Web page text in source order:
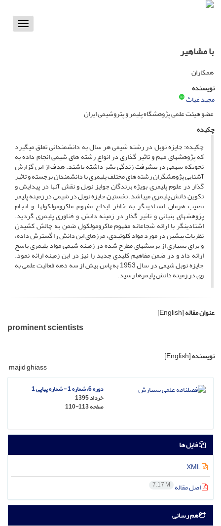
Toggle
با مشاهیر
همکاران
نویسنده
مجید غیاث
عضو هیئت علمی پژوهشگاه پلیمر و پتروشیمی ایران
چکیده
چکیده: جایزه نوبل در رشته شیمی هر سال به دانشمندانی تعلق میگیرد
که پژوهشهای مهم و تاثیر گذاری در انواع رشته های شیمی انجام داده به
نحویکه سهمی در پیشرفت زندگی بشر داشته باشند. هدف از این گزارش
آشنایی پژوهشگران رشته های مختلف پلیمری با دانشمندان برجسته و تاثیر
گذار در علوم پلیمری بویژه برندگان جوایز نوبل و نقش آنها در پیدایش و
تکوین دانش پلیمری میباشد. نخستین جایزه نوبل در شیمی در زمینه پلیمر
نصیب هرمان اشتادینگر به خاطر ابداع مفهوم ماکرومولکولها و انجام
پژوهشهای بنیانی و تاثیر گذار در زمینه دانش و فناوری پلیمری گردید.
اشتادینگر با ارائه شجاعانه مفهوم ماکرومولکول ضمن به چالش کشیدن
نظریات پیشین در مورد مواد کلوئیدی، مرزهای این دانش را گسترش داده،
و برای بسیاری از پرسشهای مطرح شده در زمینه شیمی مواد پلیمری پاسخ
ارائه داد و در ضمن مفاهیم کلیدی جدید را نیز در این زمینه ارائه نمود.
جایزه نوبل شیمی در سال 1953 به پاس بیش از سه دهه فعالیت علمی به
وی در زمینه دانش پلیمرها رسید.
عنوان مقاله[English]
prominent scientists
نویسنده[English]
majid ghiass
دوره 6، شماره 1 - شماره پیاپی 1
خرداد 1395
صفحه110-113
فایل ها
اصل مقاله 7.17 M
هم رسانی